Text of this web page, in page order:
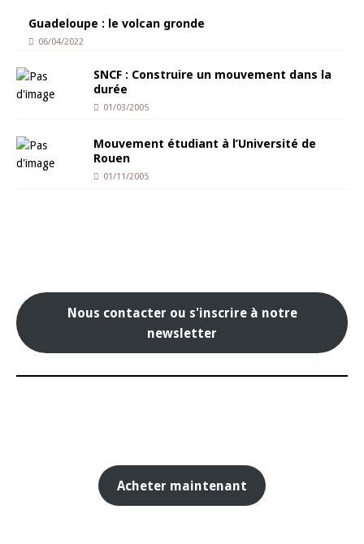
Guadeloupe : le volcan gronde
06/04/2022
SNCF : Construire un mouvement dans la
durée
01/03/2005
Mouvement étudiant à l’Université de
Rouen
01/11/2005
Nous contacter ou s'inscrire à notre
newsletter
Acheter maintenant